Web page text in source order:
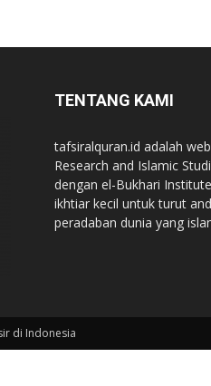
TENTANG KAMI
tafsiralquran.id adalah
Research and Islamic
dengan el-Bukhari
ikhtiar kecil untuk turut
peradaban dunia yang
di Indonesia